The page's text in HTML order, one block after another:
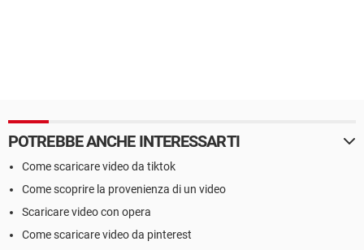
POTREBBE ANCHE INTERESSARTI
Come scaricare video da tiktok
Come scoprire la provenienza di un video
Scaricare video con opera
Come scaricare video da pinterest